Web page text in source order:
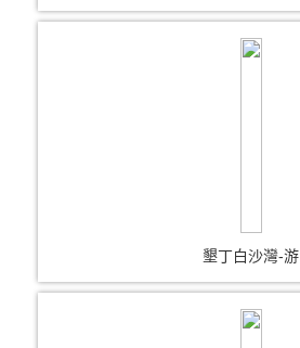
墾丁白沙灣-游